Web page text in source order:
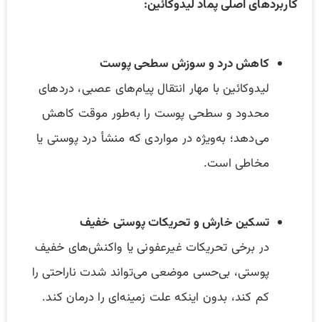
کاربردهای اصلی پماد لیدوکائین:
کاهش درد و سوزش سطحی پوست
لیدوکائین با مهار انتقال پیام‌های عصبی، دردهای
محدود و سطحی پوست را به‌طور موقت کاهش
می‌دهد؛ به‌ویژه در مواردی که منشأ درد پوستی یا
مخاطی است.
تسکین خارش و تحریکات پوستی خفیف
در برخی تحریکات غیرعفونی یا واکنش‌های خفیف
پوستی، بی‌حسی موضعی می‌تواند شدت ناراحتی را
کم کند، بدون اینکه علت زمینه‌ای را درمان کند.